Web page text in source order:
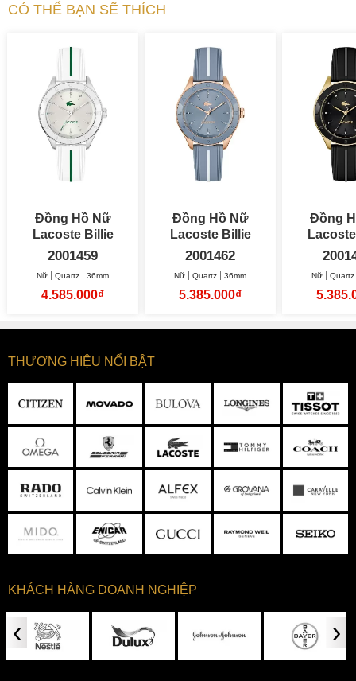
CÓ THỂ BẠN SẼ THÍCH
Đồng Hồ Nữ
Lacoste Billie
36mm
2001459
Nữ Quartz 36mm
4.585.000₫
Đồng Hồ Nữ
Lacoste Billie
36mm
2001462
Nữ Quartz 36mm
5.385.000₫
Đồng
Nữ Quartz
THƯƠNG HIỆU NỔI BẬT
KHÁCH HÀNG DOANH NGHIỆP
‹ ›